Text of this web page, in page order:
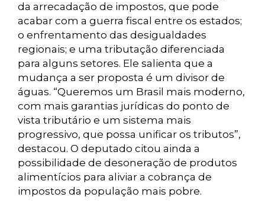
da arrecadação de impostos, que pode
acabar com a guerra fiscal entre os estados;
o enfrentamento das desigualdades
regionais; e uma tributação diferenciada
para alguns setores. Ele salienta que a
mudança a ser proposta é um divisor de
águas. “Queremos um Brasil mais moderno,
com mais garantias jurídicas do ponto de
vista tributário e um sistema mais
progressivo, que possa unificar os tributos”,
destacou. O deputado citou ainda a
possibilidade de desoneração de produtos
alimentícios para aliviar a cobrança de
impostos da população mais pobre.